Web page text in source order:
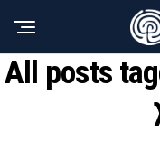
All posts